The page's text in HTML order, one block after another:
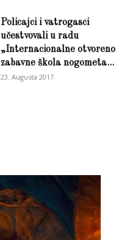
Policajci i vatrogasci
učestvovali u radu
„Internacionalne otvoreno
zabavne škola nogometa...
23. Augusta 2017.